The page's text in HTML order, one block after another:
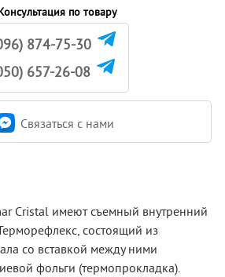
по товару
874-75-30
657-26-08
Связаться c нами
Cristal имеют съемный внутренний
состоящий из
со вставкой между ними
фольги (термопрокладка).